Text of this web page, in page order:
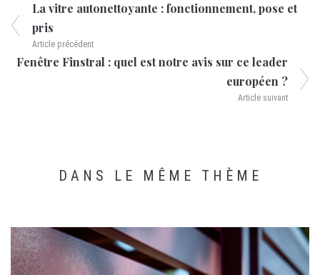
La vitre autonettoyante : fonctionnement, pose et
pris
Article précédent
Fenêtre Finstral : quel est notre avis sur ce leader
européen ?
Article suivant
DANS LE MÊME THÈME